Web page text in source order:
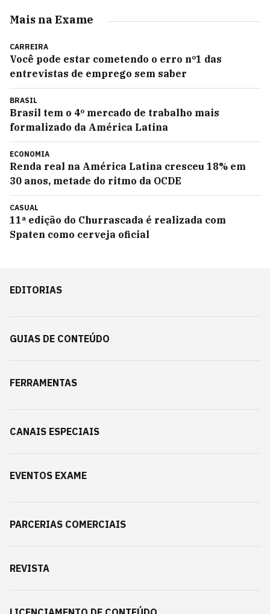
Mais na Exame
CARREIRA
Você pode estar cometendo o erro nº1 das
entrevistas de emprego sem saber
BRASIL
Brasil tem o 4º mercado de trabalho mais
formalizado da América Latina
ECONOMIA
Renda real na América Latina cresceu 18% em
30 anos, metade do ritmo da OCDE
CASUAL
11ª edição do Churrascada é realizada com
Spaten como cerveja oficial
EDITORIAS
GUIAS DE CONTEÚDO
FERRAMENTAS
CANAIS ESPECIAIS
EVENTOS EXAME
PARCERIAS COMERCIAIS
REVISTA